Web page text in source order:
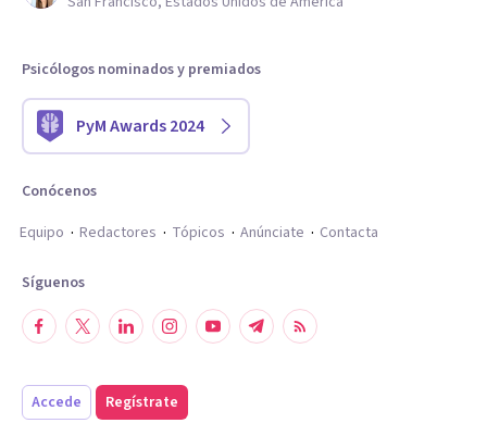
Psicólogos nominados y premiados
PyM Awards 2024
Conócenos
Equipo
Redactores Tópicos Anúnciate Contacta
Síguenos
Accede Regístrate